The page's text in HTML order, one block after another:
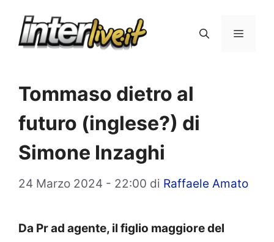
Menu
Tommaso dietro al
futuro (inglese?) di
Simone Inzaghi
24 Marzo 2024 - 22:00 di Raffaele Amato
Da Pr ad agente, il figlio maggiore del